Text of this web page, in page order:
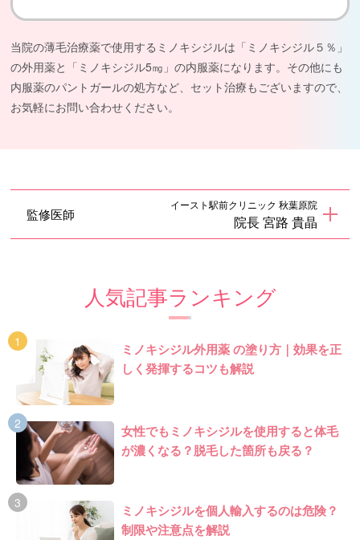
当院の薄毛治療薬で使用するミノキシジルは「ミノキシジル５％」
の外用薬と「ミノキシジル5㎎」の内服薬になります。その他にも
内服薬のパントガールの処方など、セット治療もございますので、
お気軽にお問い合わせください。
監修医師
イースト駅前クリニック 秋葉原院
院長 宮路 貴晶
人気記事ランキング
ミノキシジル外用薬 の塗り方｜効果を正
しく発揮するコツも解説
女性でもミノキシジルを使用すると体毛
が濃くなる？脱毛した箇所も戻る？
ミノキシジルを個人輸入するのは危険？
制限や注意点を解説